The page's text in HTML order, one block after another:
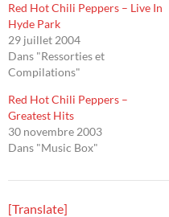
Red Hot Chili Peppers – Live In
Hyde Park
29 juillet 2004
Dans "Ressorties et
Compilations"
Red Hot Chili Peppers –
Greatest Hits
30 novembre 2003
Dans "Music Box"
[Translate]